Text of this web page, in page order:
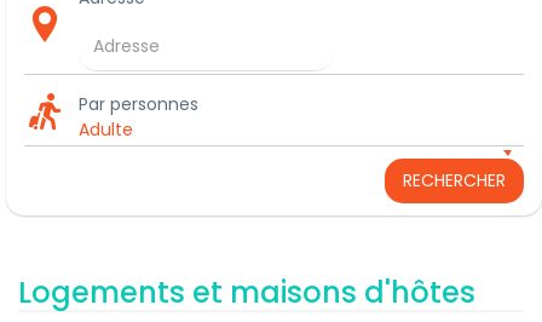
Par personnes
Adulte
RECHERCHER
Logements et maisons d'hôtes